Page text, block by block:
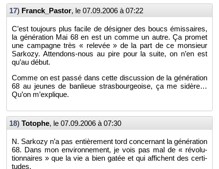
17) Franck_­Pas­tor, le 07.09.2006 à 07:22
C’est tou­jours plus fa­cile de dé­si­gner des boucs émis­saires,
la gé­né­ra­tion Mai 68 en est un comme un autre. Ça pro­met
une cam­pagne très « re­le­vée » de la part de ce mon­sieur
Sar­kozy. At­ten­dons-nous au pire pour la suite, on n’en est
qu’au début.
Comme on est passé dans cette dis­cus­sion de la gé­né­ra­tion
68 au jeunes de ban­lieue stras­bour­geoise, ça me si­dère…
Qu’on m’ex­plique.
18) To­tophe, le 07.09.2006 à 07:30
N. Sar­kozy n’a pas en­tiè­re­ment tord concer­nant la gé­né­ra­tion
68. Dans mon en­vi­ron­ne­ment, je vois pas mal de « ré­vo­lu­
tion­naires » que la vie a bien gatée et qui af­fichent des cer­ti­
tudes.